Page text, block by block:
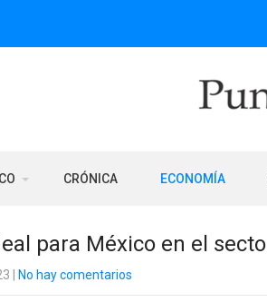
CRÓNICA ECONOMÍA
para México en el
No hay comentarios